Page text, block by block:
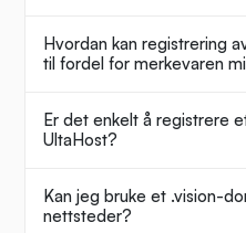
Hvordan kan registrering
til fordel for merkevaren
Er det enkelt å registrere
UltaHost?
Kan jeg bruke et .vision-
nettsteder?